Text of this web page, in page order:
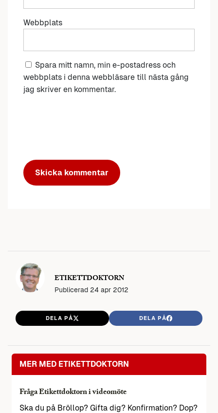
Webbplats
Spara mitt namn, min e-postadress och
webbplats i denna webbläsare till nästa gång
jag skriver en kommentar.
ETIKETTDOKTORN
Publicerad 24 apr 2012
DELA PÅ DELA PÅ
MER MED ETIKETTDOKTORN
Fråga Etikettdoktorn i videomöte
Ska du på Bröllop? Gifta dig? Konfirmation? Dop?